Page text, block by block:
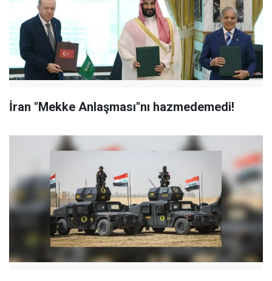
İran "Mekke Anlaşması"nı hazmedemedi!